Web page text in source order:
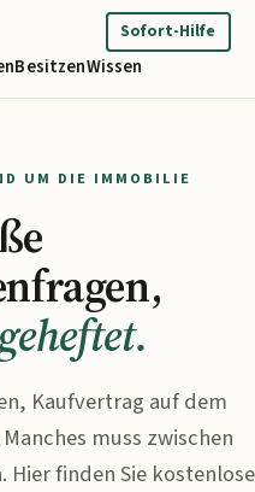
BesitzenWissen
Sofort-Hilfe
UM DIE IMMOBILIE
Kaufvertrag auf dem
muss zwischen
finden Sie kostenlose